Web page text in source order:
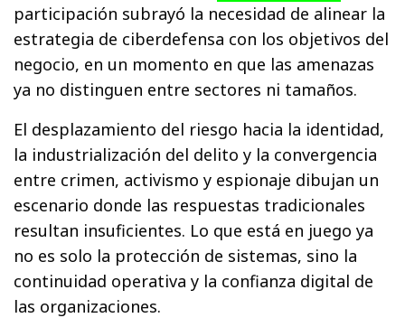
participación subrayó la necesidad de alinear la
estrategia de ciberdefensa con los objetivos del
negocio, en un momento en que las amenazas
ya no distinguen entre sectores ni tamaños.
El desplazamiento del riesgo hacia la identidad,
la industrialización del delito y la convergencia
entre crimen, activismo y espionaje dibujan un
escenario donde las respuestas tradicionales
resultan insuficientes. Lo que está en juego ya
no es solo la protección de sistemas, sino la
continuidad operativa y la confianza digital de
las organizaciones.